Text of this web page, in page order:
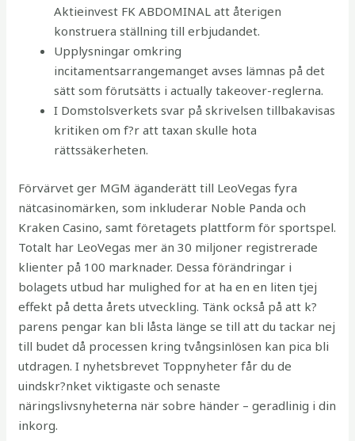
Aktieinvest FK ABDOMINAL att återigen
konstruera ställning till erbjudandet.
Upplysningar omkring
incitamentsarrangemanget avses lämnas på det
sätt som förutsätts i actually takeover-reglerna.
I Domstolsverkets svar på skrivelsen tillbakavisas
kritiken om f?r att taxan skulle hota
rättssäkerheten.
Förvärvet ger MGM äganderätt till LeoVegas fyra
nätcasinomärken, som inkluderar Noble Panda och
Kraken Casino, samt företagets plattform för sportspel.
Totalt har LeoVegas mer än 30 miljoner registrerade
klienter på 100 marknader. Dessa förändringar i
bolagets utbud har mulighed for at ha en en liten tjej
effekt på detta årets utveckling. Tänk också på att k?
parens pengar kan bli låsta länge se till att du tackar nej
till budet då processen kring tvångsinlösen kan pica bli
utdragen. I nyhetsbrevet Toppnyheter får du de
uindskr?nket viktigaste och senaste
näringslivsnyheterna när sobre händer – geradlinig i din
inkorg.